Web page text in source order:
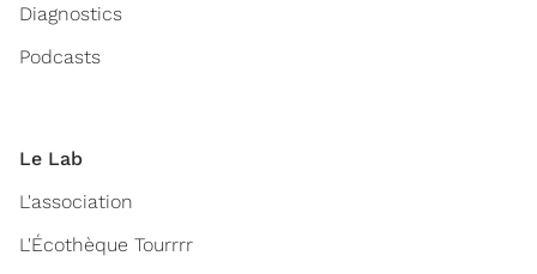
Diagnostics
Podcasts
Le Lab
L'association
L'Écothèque Tourrrr